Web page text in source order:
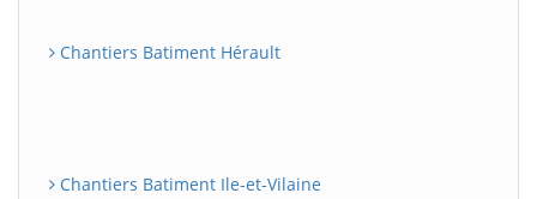
Chantiers Batiment Hérault
Chantiers Batiment Ile-et-Vilaine